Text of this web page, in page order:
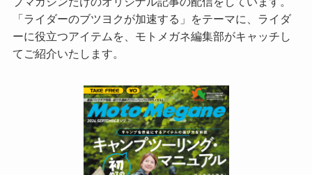
「ライダーのブツヨクが加速する」をテーマに、ライダ
ーに役立つアイテムを、モトメガネ編集部がキャッチし
てご紹介いたします。